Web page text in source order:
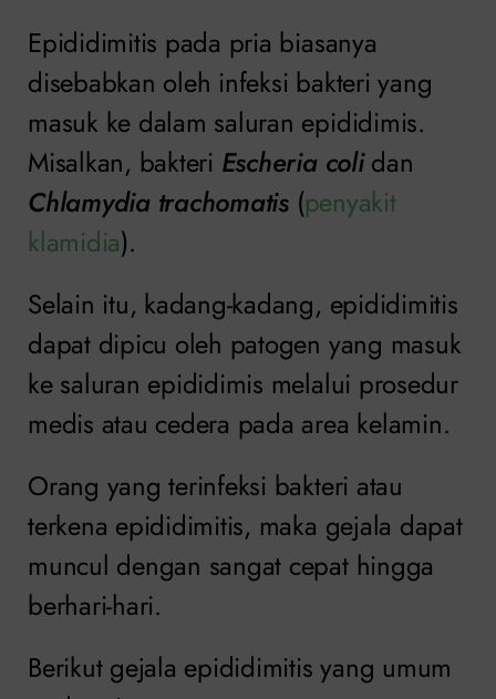
Epididimitis pada pria biasanya
disebabkan oleh infeksi bakteri yang
masuk ke dalam saluran epididimis.
Misalkan, bakteri Escheria colidan
Chlamydia trachomatis(penyakit
klamidia).
Selain itu, kadang-kadang, epididimitis
dapat dipicu oleh patogen yang masuk
ke saluran epididimis melalui prosedur
medis atau cedera pada area kelamin.
Orang yang terinfeksi bakteri atau
terkena epididimitis, maka gejala dapat
muncul dengan sangat cepat hingga
berhari-hari.
Berikut gejala epididimitis yang umum